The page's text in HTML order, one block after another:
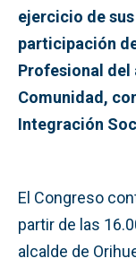
ejercicio de
participación
Profesional del
Comunidad,
Integración
El Congreso
partir de las
alcalde de